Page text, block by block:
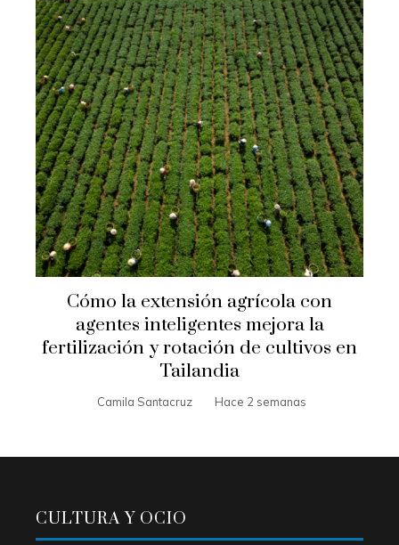
Cómo la extensión agrícola con
agentes inteligentes mejora la
fertilización y rotación de cultivos en
Tailandia
Camila Santacruz Hace 2 semanas
CULTURA Y OCIO